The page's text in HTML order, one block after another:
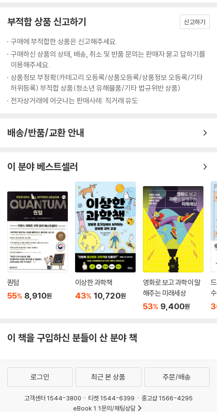
이 책은 세상을 이해하기 위해 경계를 넘은 물리학자의 여행기입니다. 원
자에서 시작해 존재의 층위들이 서로 얽혀 있는지 조망하고, 우주에서 피
어난 다양한 존재들에 대해 따뜻한 시선을 건냅니다. 원자에서 인간까지,
물리학에서 인문학까지 세상을 이해하기 위한 김상욱 교수의 지적 세계로
여러분을 초대합니다.
생물학의 중심 원리를 알아내는 데에 물리학자들이 지대한 공헌을 했다는
사실은 널리 알려져 있지 않다. 1953년 4월 25일 DNA 구조에 대한 논문
이 《네이처》에 발표되었다. 같은 해 7월 왓슨과 크릭은 조지 가모프라는
물리학자의 편지를 받는다. 가모프는 DNA를 구성하는 4개의 염기를 4비
트의 문자열로 볼 수 있으며 정수론이나 조합론 같은 수학을 이용하면 생
명의 암호를 알아낼 수 있을 것이라 제안했다.
---「8장 생물은 정보 처리 기계인가 256쪽」중에서
목적은 없다. 좋은 것이 좋은 결과를 내고, 많은 것이 많다는 당연한 말을
---「9장 최초의 생명체와 진화 268쪽」중에서
더욱더 나쁜 것은 인간의 활동으로 지구의 평균 온도가 높아지고 있다. 이
런 기후 변화는 생태계를 훨씬 극적으로 교란할 가능성이 크다. 물론 생물
은 새로운 환경에 적응할 것이다. 하지만 대멸종이 일어날 때, 최상위 포식
자는 언제나 멸종했다. 참고로 지금 최상위 포식자는 인간이다.
---「10장 다세포 생물에서 인간까지 304쪽」중에서
인지 혁명과 허구를 믿는 능력에 대한 이야기는 물리학자에게 대단히 흥미
롭다. 물리는 기본적으로 물질에 기초하여 세상을 이해하려고 노력한다.
유물론적이란 뜻이다. 모든 물리량은 직접 측정이 가능하고 정량적으로 다
룰 수 있다. 사랑, 정의, 도덕 같은 개념과 비교하면 위치, 속도, 질량, 에너
지, 전하 같은 물리량이 얼마나 물질적인지 알 수 있다. 인간은 인지 혁명을
회를 이루고 문명을 건설하는 토대가 된다.
---「11장 우리는 어떻게 호모 사피엔스가 되었는가 330쪽」중에서
의식이 무엇인지, 생각이 무엇인지 아직 알지 못한다. 하지만 의식과 생각
이 존재하도록 하는 과정에서 의미는 필요 없다. 정보 과학이 알아낸 놀라
---「12장 나는 존재한다, 더구나 생각도 한다 360쪽」중에서
해하기 위해 물리학을 넘어서야 할 필요가 있다고 말한다. 왜냐하면 각 층
가 부분의 합일 수 없는 이유이기도 하다. 저자는 필연의 우주에서 피어난
다양한 존재들의 가치를 긍정하며 세상에 존재하는 모든 것들에 대해 따뜻
한 시선을 건낸다.
원자에서 인간까지,
한 권으로 관통하는 삶과 과학의 향연
저자는 세상을 이해하고 싶어 물리학자가 됐지만, 오랜 공부 끝에 도달한
결론은 세상을 이해하려면 물리를 넘어 다양한 학문이 필요하다는 것이었
이해할 수 있다. 이는 역으로 인간을 이해하기 위해서는 물리와는 완전히
다른 방법이 필요하다는 말이다. 저자는 물리학에서 화학으로, 화학에서
다시 생물학으로, 그리고 생물학에서 인간학으로 다시 경계를 확장하며 물
리학자의 관점에서 세상을 이해한다는 것이 무엇인지 독자들에게 이야기
를 들려준다. 이 책은 세상을 이해하기 위해 경계를 넘은 물리학자의 좌충
우돌 여행기이자, 세상 모든 것에 대해 알고 싶은 사람을 위한 지도책이다.
물리학자가 본 세상은 원자와 분자의 차가운 운동으로만 가득할 듯하다.
하지만 김상욱이 과학의 언어로 그리는 세상은 그렇지 않다. 이 책은 인간
적이지 않은 원자에서 출발하지만, 원자가 별, 지구, 생명, 그리고 우리와
어떤 관계를 맺고 있는지 다각도로 드러내면서 세상을 보는 새로운 관점과
때로는 위안을 전한다. 저자는 원자의 관점에서 본 죽음에 대해 다음과 같
이 말한다. “죽음이란 원자의 소멸이 아니라 원자의 재배열이다. 내가 죽어
도 내 몸을 이루는 원자들은 흩어져 다른 것의 일부가 된다. ‘인간은 흙에서
다. 이렇게 우리는 원자를 통해 영원히 존재한다.” 인간의 가장 근본적인
이 삶 속에서 춤을 추듯 이런 표현들이 단지 수사에 그치지 않는다는 것을
새로운 시대의 새로운 교양
부적합 상품 신고하기 신고하기
구매에 부적합한 상품은 신고해주세요.
구매하신 상품의 상태, 배송, 취소 및 반품 문의는 판매자 묻고 답하기를
이용해주세요.
상품정보 부정확(카테고리 오등록/상품오등록/상품정보 오등록/기타
허위등록) 부적합 상품(청소년 유해물품/기타 법규위반 상품)
전자상거래에 어긋나는 판매사례: 직거래 유도
배송/반품/교환 안내
이 분야 베스트셀러
퀀텀
55% 8,910원
이상한 과학책
43% 10,720원
영화로 보고 과학이 말
해주는 미래세상
53% 9,400원
이 책을 구입하신 분들이 산 분야 책
로그인 최근 본 상품 주문/배송
고객센터 1544-3800 티켓 1544-6399
중고샵 1566-4295
eBook 1:1문의/채팅상담